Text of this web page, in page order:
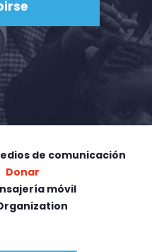
de comunicación
Donar
móvil